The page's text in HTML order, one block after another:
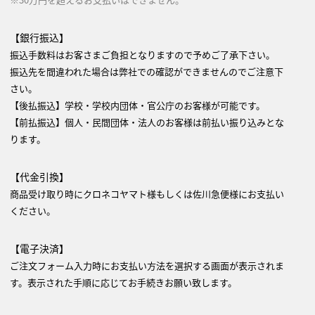
【銀行振込】
振込手数料はお客さまご負担となりますので予めご了承下さい。
振込先を間違われた場合は弊社での確認ができませんのでご注意下
さい。
【後払振込】学校・学校内団体・官公庁のお客様が可能です。
【前払振込】個人・民間団体・法人のお客様は前払い振り込みとな
ります。
【代金引換】
商品受け取り時にクロネコヤマト様もしくは佐川急便様にお支払い
ください。
【電子決済】
ご注文フォーム入力時にお支払い方法を選択する画面が表示されま
す。表示された手順に応じてお手続きお願い致します。